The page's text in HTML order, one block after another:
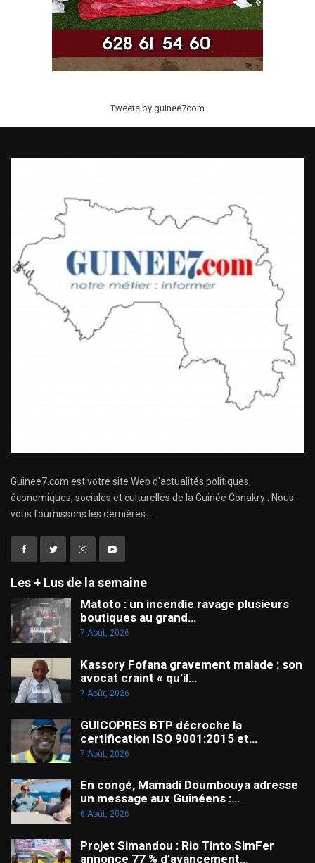
Tweets by guinee7com
Guinee7.com est votre site Web d'actualités politiques,
économiques, sociales et culturelles de la Guinée Conakry . Nous
vous fournissons les dernières ...
Les + Lus de la semaine
Matoto : un incendie ravage plusieurs
boutiques au grand…
7 Août, 2026
Kassory Fofana gravement malade : son
avocat craint « qu’il…
7 Août, 2026
GUICOPRES BTP décroche la
certification ISO 9001:2015 et…
7 Août, 2026
En congé, Mamadi Doumbouya adresse
un message aux Guinéens :…
6 Août, 2026
Projet Simandou : Rio Tinto|SimFer
annonce 77 % d’avancement…